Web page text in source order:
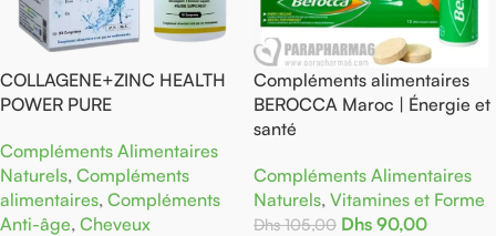
COLLAGENE+ZINC HEALTH
POWER PURE
Compléments Alimentaires
Naturels, Compléments
alimentaires, Compléments
Anti-âge, Cheveux
Compléments alimentaires
BEROCCA Maroc | Énergie et
santé
Compléments Alimentaires
Naturels, Vitamines et Forme
Dhs105,00 Dhs 90,00